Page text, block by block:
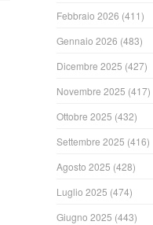
Febbraio 2026 (411)
Gennaio 2026 (483)
Dicembre 2025 (427)
Novembre 2025 (417)
Ottobre 2025 (432)
Settembre 2025 (416)
Agosto 2025 (428)
Luglio 2025 (474)
Giugno 2025 (443)